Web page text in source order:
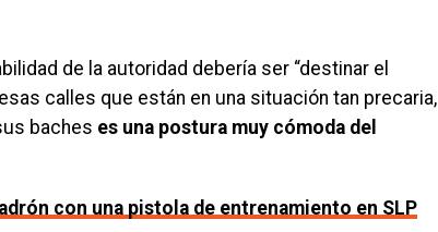
de la autoridad debería ser “destinar el
calles que están en una situación tan precaria,
baches es una postura muy cómoda del
con una pistola de entrenamiento en SLP